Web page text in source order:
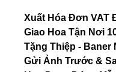
Xuất Hóa Đơn VAT
Giao Hoa Tận Nơi
Tặng Thiệp - Baner
Gửi Ảnh Trước &